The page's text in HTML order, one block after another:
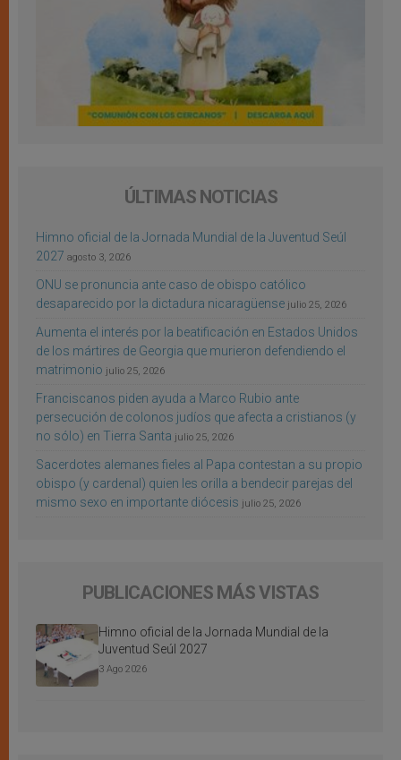
ÚLTIMAS NOTICIAS
Himno oficial de la Jornada Mundial de la Juventud Seúl
2027 agosto 3, 2026
ONU se pronuncia ante caso de obispo católico
desaparecido por la dictadura nicaragüense julio 25, 2026
Aumenta el interés por la beatificación en Estados Unidos
de los mártires de Georgia que murieron defendiendo el
matrimonio julio 25, 2026
Franciscanos piden ayuda a Marco Rubio ante
persecución de colonos judíos que afecta a cristianos (y
no sólo) en Tierra Santa julio 25, 2026
Sacerdotes alemanes fieles al Papa contestan a su propio
obispo (y cardenal) quien les orilla a bendecir parejas del
mismo sexo en importante diócesis julio 25, 2026
PUBLICACIONES MÁS VISTAS
Himno oficial de la Jornada Mundial de la
Juventud Seúl 2027
3 Ago 2026